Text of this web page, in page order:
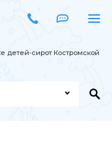
детей-сирот Костромской